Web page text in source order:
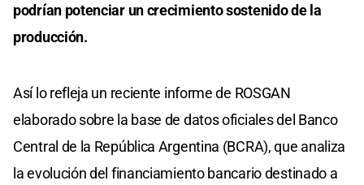
podrían potenciar un crecimiento sostenido de la
producción.
Así lo refleja un reciente informe de ROSGAN
elaborado sobre la base de datos oficiales del Banco
Central de la República Argentina (BCRA), que analiza
la evolución del financiamiento bancario destinado a